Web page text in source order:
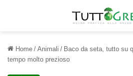
Home / Animali / Baco da seta, tutto su
tempo molto prezioso